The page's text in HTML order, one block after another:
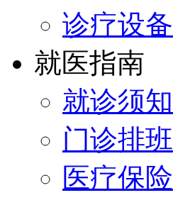
诊疗设备
就医指南
就诊须知
门诊排班
医疗保险